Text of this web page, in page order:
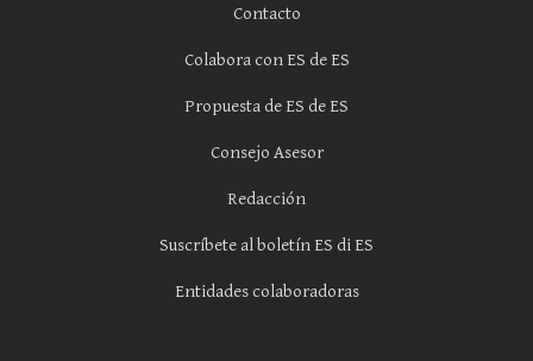
Contacto
Colabora con ES de ES
Propuesta de ES de ES
Consejo Asesor
Redacción
Suscríbete al boletín ES di ES
Entidades colaboradoras